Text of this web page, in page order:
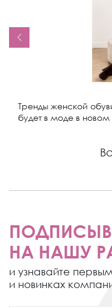
Тренды женской
будет в моде в новом
НА НАШУ
и узнавайте
и новинках